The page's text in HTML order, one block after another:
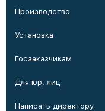
Производство
Установка
Госзаказчикам
Для юр. лиц
Написать директору